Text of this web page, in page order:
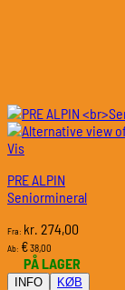
Vis
PRE ALPIN
Seniormineral
Fra: kr. 274,00
Ab: €38,00
PÅ LAGER
INFO KØB